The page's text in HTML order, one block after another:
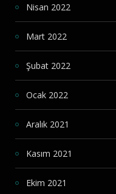
Nisan 2022
Mart 2022
Şubat 2022
Ocak 2022
Aralık 2021
Kasım 2021
Ekim 2021